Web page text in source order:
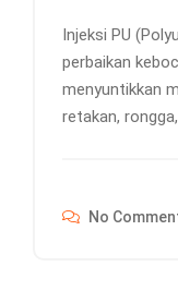
Injeksi PU
perbaikan
menyuntikkan
retakan,
No